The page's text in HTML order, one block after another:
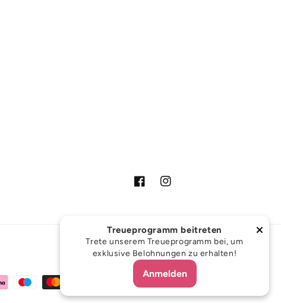
FacebookInstagram
Treueprogramm beitreten
Trete unserem Treueprogramm bei, um
exklusive Belohnungen zu erhalten!
Anmelden